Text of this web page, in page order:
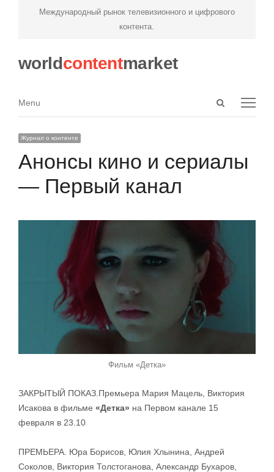
Международный рынок телевизионного и цифрового
контента.
worldcontentmarket
Open
Menu
Menu
Журнал о контенте
Анонсы кино и сериалы
— Первый канал
Фильм «Детка»
ЗАКРЫТЫЙ ПОКАЗ.Премьера Мария Мацель, Виктория
Исакова в фильме «Детка» на Первом канале 15
февраля в 23.10
ПРЕМЬЕРА. Юра Борисов, Юлия Хлынина, Андрей
Соколов, Виктория Толстоганова, Александр Бухаров,